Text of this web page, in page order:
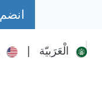
الْعَرَبيّة |